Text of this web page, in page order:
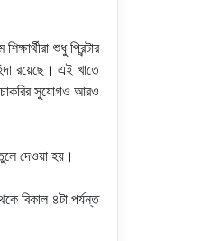
শুধু প্রিন্টার
রয়েছে। এই খাতে
চাকরির সুযোগও আরও
দেওয়া হয়।
বিকাল ৪টা পর্যন্ত